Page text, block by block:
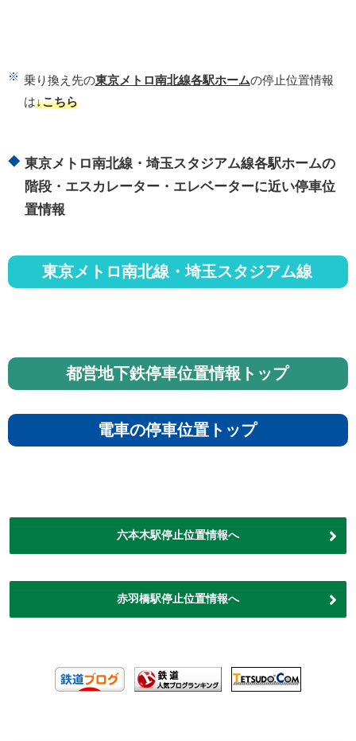
乗り換え先の東京メトロ南北線各駅ホームの停止位置情報
は↓こちら
東京メトロ南北線・埼玉スタジアム線各駅ホームの
階段・エスカレーター・エレベーターに近い停車位
置情報
東京メトロ南北線・埼玉スタジアム線
都営地下鉄停車位置情報トップ
電車の停車位置トップ
六本木駅停止位置情報へ
赤羽橋駅停止位置情報へ